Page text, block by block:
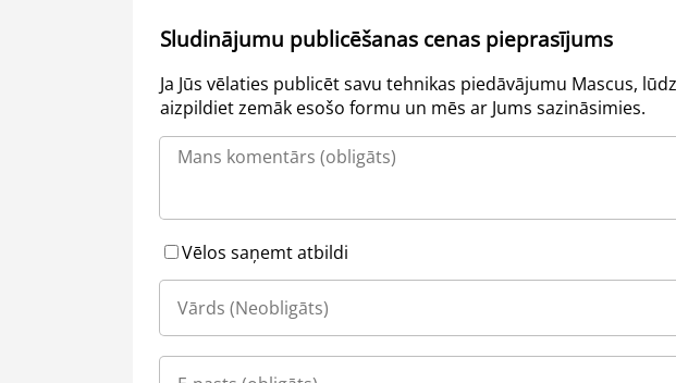
Sludinājumu publicēšanas cenas pieprasījums
Ja Jūs vēlaties publicēt savu tehnikas piedāvājumu Mascus,
aizpildiet zemāk esošo formu un mēs ar Jums sazināsimies.
Vēlos saņemt atbildi